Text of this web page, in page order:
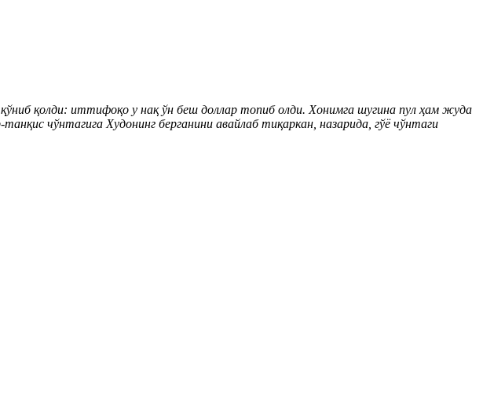
қолди: иттифоқо у нақ ўн беш доллар топиб олди. Хонимга шугина пул ҳам жуда
чўнтагига Худонинг берганини авайлаб тиқаркан, назарида, гўё чўнтаги